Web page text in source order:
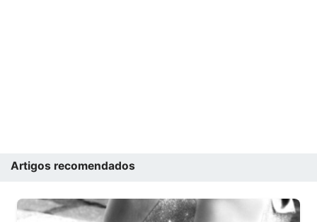
Artigos recomendados